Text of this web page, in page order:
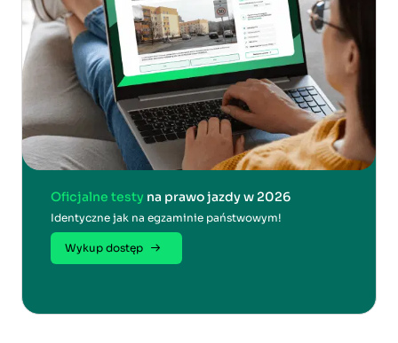
Oficjalne testy na prawo jazdy w 2026
Identyczne jak na egzaminie państwowym!
Wykup dostęp